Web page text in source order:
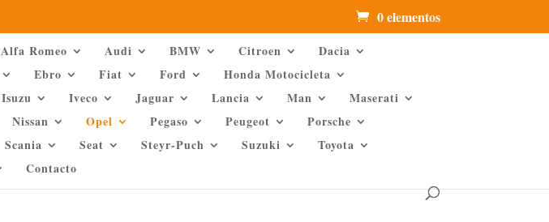
0 elementos
Alfa Romeo Audi BMW Citroen
Dacia
Ebro Fiat Ford
Honda Motocicleta
Isuzu Iveco Jaguar Lancia Man
Maserati
Nissan Opel Pegaso Peugeot
Porsche
Scania Seat Steyr-Puch Suzuki
Toyota
Contacto